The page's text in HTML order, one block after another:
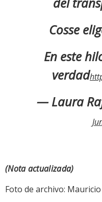
Cosse
En este
verdad
— Laura
(Nota actualizada)
Foto de archivo: